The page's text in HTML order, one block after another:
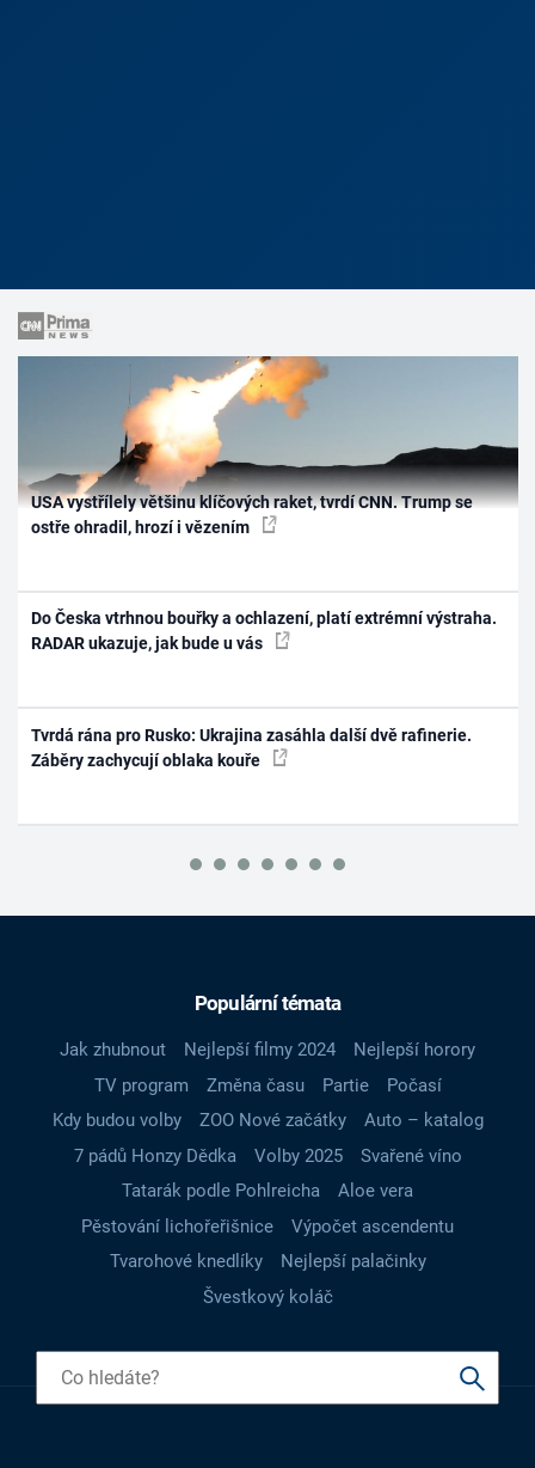
USA vystřílely většinu klíčových raket, tvrdí CNN. Trump se
ostře ohradil, hrozí i vězením
Do Česka vtrhnou bouřky a ochlazení, platí extrémní výstraha.
RADAR ukazuje, jak bude u vás
Tvrdá rána pro Rusko: Ukrajina zasáhla další dvě rafinerie.
Záběry zachycují oblaka kouře
Populární témata
Jak zhubnout Nejlepší filmy 2024
Nejlepší horory
TV program
Změna času Partie
Počasí
Kdy budou volby
ZOO Nové začátky
Auto – katalog
7 pádů Honzy Dědka
Volby 2025
Svařené víno
Tatarák podle Pohlreicha
Aloe vera
Pěstování lichořeřišnice
Výpočet ascendentu
Tvarohové knedlíky
Nejlepší palačinky
Švestkový koláč